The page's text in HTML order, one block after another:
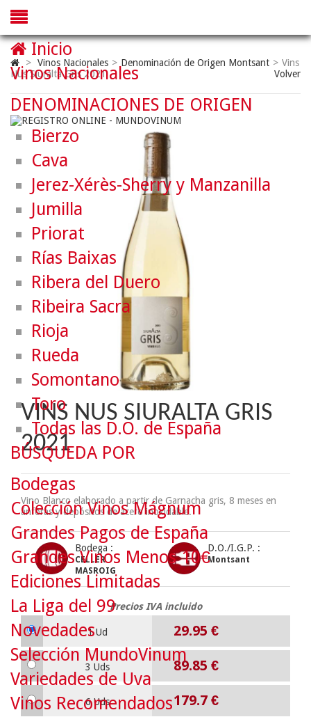
> Vinos Nacionales > Denominación de Origen Montsant > Vins
Nus Siuralta Gris 2021
Volver
VINS NUS SIURALTA GRIS
2021
Vino Blanco elaborado a partir de Garnacha gris, 8 meses en
ánforas y depósitos de acero inoxidable.
Bodega :
CELLER
MASROIG
D.O./I.G.P. :
Montsant
Precios IVA incluido
1 Ud 29.95 €
3 Uds 89.85 €
6 Uds 179.7 €
Inicio
Vinos Nacionales
DENOMINACIONES DE ORIGEN
Bierzo
Cava
Jerez-Xérès-Sherry y Manzanilla
Jumilla
Priorat
Rías Baixas
Ribera del Duero
Ribeira Sacra
Rioja
Rueda
Somontano
Toro
Todas las D.O. de España
BÚSQUEDA POR
Bodegas
Colección Vinos Mágnum
Grandes Pagos de España
Grandes Vinos Menos 10€
Ediciones Limitadas
La Liga del 99
Novedades
Selección MundoVinum
Variedades de Uva
Vinos Recomendados